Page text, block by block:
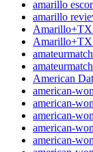
amarillo
amarillo
American
american-
american-
american-
american-
american-